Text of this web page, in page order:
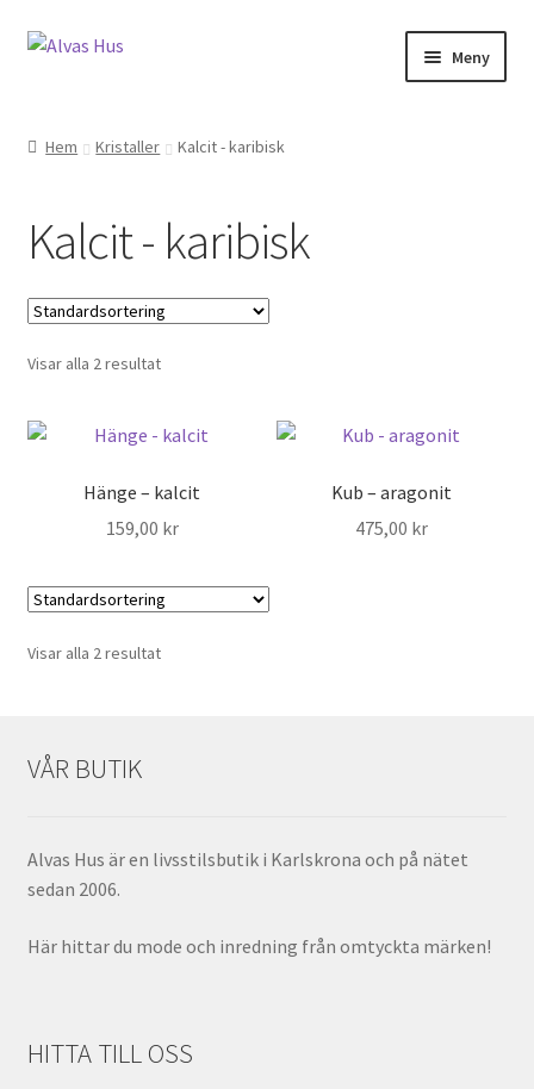
Hoppa
Hoppa
Meny
Hem Kristaller Kalcit - karibisk
Kalcit - karibisk
Visar alla 2 resultat
Hänge – kalcit
159,00 kr
Kub – aragonit
475,00 kr
Visar alla 2 resultat
VÅR BUTIK
Alvas Hus är en livsstilsbutik i Karlskrona och på nätet
sedan 2006.
Här hittar du mode och inredning från omtyckta märken!
HITTA TILL OSS